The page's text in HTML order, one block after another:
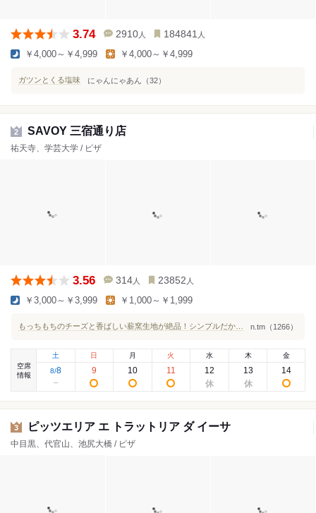
3.74 2910 人 184841 人
￥4,000～￥4,999 ￥4,000～￥4,999
ガツンとくる塩味 にゃんにゃあん（32）
2 SAVOY 三宿通り店
祐天寺、学芸大学 / ピザ
3.56 314 人 23852 人
￥3,000～￥3,999 ￥1,000～￥1,999
n.tm（1266）
空席
情報
土
8/8
日
9
月
10
火
11
水
12
木
13
金
14
3 ピッツエリア エ トラットリア ダ イーサ
中目黒、代官山、池尻大橋 / ピザ